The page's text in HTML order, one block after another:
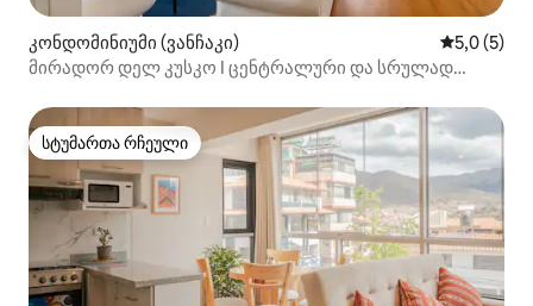
კონდომინიუმი (ვანჩაკი) საშუალო
5,0 (5)
მირადორ დელ კუსკო I ცენტრალური და სრულად
სტუმართა რჩეული
სტუმართა რჩეული